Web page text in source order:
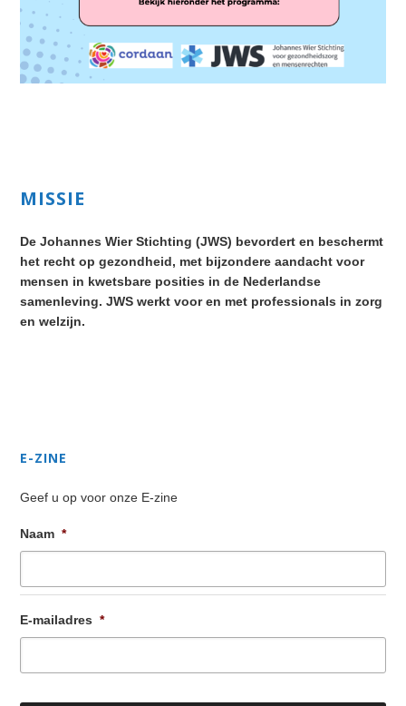
Primary
MISSIE
De Johannes Wier Stichting (JWS) bevordert en beschermt
het recht op gezondheid, met bijzondere aandacht voor
mensen in kwetsbare posities in de Nederlandse
samenleving. JWS werkt voor en met professionals in zorg
en welzijn.
E-ZINE
Geef u op voor onze E-zine
Naam *
E-mailadres *